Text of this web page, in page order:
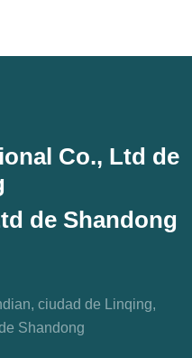
Co., Ltd de
de Shandong
ciudad de Linqing,
Shandong